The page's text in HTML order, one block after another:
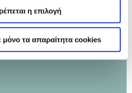
η επιλογή
μόνο τα απαραίτητα cookies